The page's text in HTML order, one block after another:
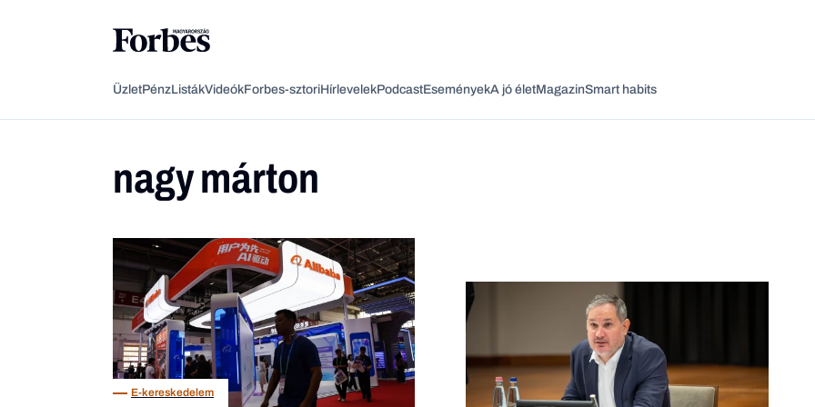
Vagy fedezze fel a következő témákat
Zöld
ÜzletPénzListákVideókForbes-sztoriHírlevelekPodcastEseményekA jó életMagazinSmart habits
nagy márton
E-kereskedelem